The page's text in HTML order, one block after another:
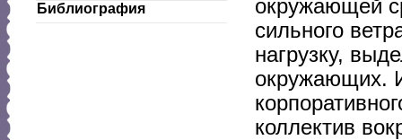
Библиография
окружающей
сильного
нагрузку,
окружающих.
коллектив